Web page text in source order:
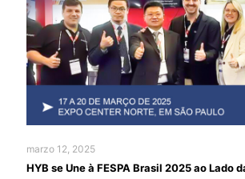
marzo 12, 2025
HYB se Une à FESPA Brasil 2025 ao Lado